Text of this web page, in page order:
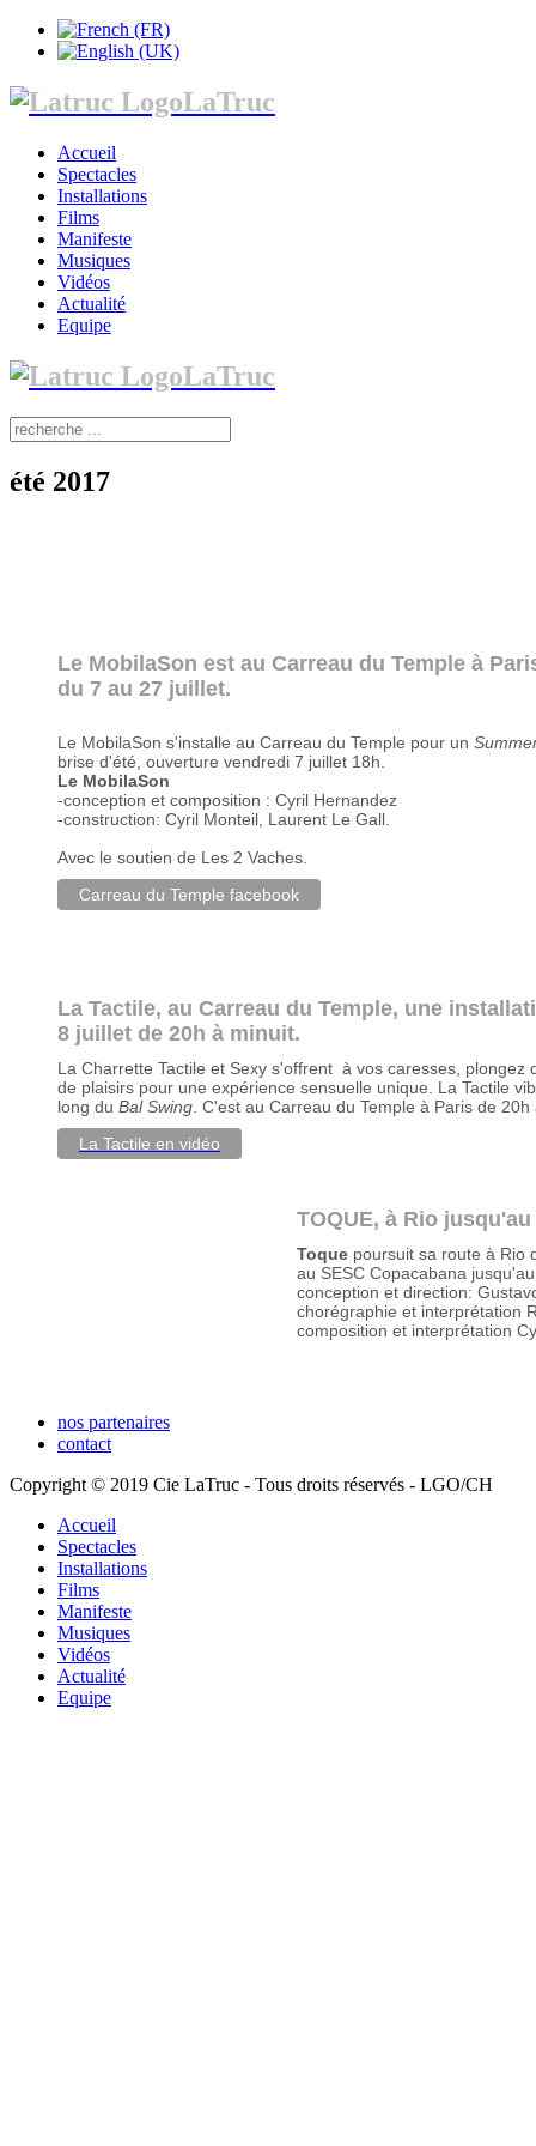
LaTruc
Accueil
Spectacles
Installations
Films
Manifeste
Musiques
Vidéos
Actualité
Equipe
LaTruc
été 2017
Le MobilaSon est au Carreau du Temple à
du 7 au 27 juillet.
Le MobilaSon s'installe au Carreau du Temple pour un
brise d'été, ouverture vendredi 7 juillet 18h.
Le MobilaSon
-conception et composition : Cyril Hernandez
-construction: Cyril Monteil, Laurent Le Gall.
Avec le soutien de Les 2 Vaches.
Carreau du Temple facebook
La Tactile, au Carreau du Temple, une
8 juillet de 20h à minuit.
La Charrette Tactile et Sexy s'offrent à vos caresses, plongez
de plaisirs pour une expérience sensuelle unique. La Tactile
long du Bal Swing. C'est au Carreau du Temple à Paris de 20h
La Tactile en vidéo
TOQUE, à Rio
Toque poursuit sa route à Rio
au SESC Copacabana
conception et direction:
chorégraphie et interprétation
composition et interprétation
nos partenaires
contact
Copyright © 2019 Cie LaTruc - Tous droits réservés - LGO/CH
Accueil
Spectacles
Installations
Films
Manifeste
Musiques
Vidéos
Actualité
Equipe